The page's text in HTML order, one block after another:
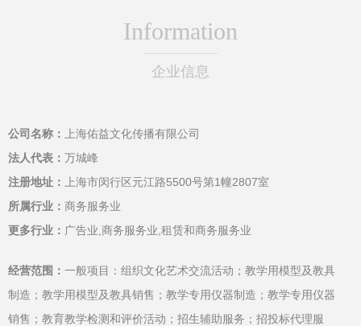
Information
企业信息
公司名称：
上海佑益文化传播有限公司
法人代表： 万城峰
注册地址：
上海市闵行区元江路5500号第1幢2807室
所属行业： 商务服务业
更多行业： 广告业,商务服务业,租赁和商务服务业
经营范围： 一般项目：组织文化艺术交流活动；教学用模型及教具
制造；教学用模型及教具销售；教学专用仪器制造；教学专用仪器
销售；教育教学检测和评价活动；招生辅助服务；招投标代理服